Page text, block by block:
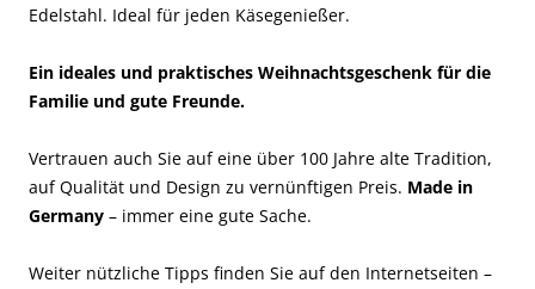
Edelstahl. Ideal für jeden Käsegenießer.
Ein ideales und praktisches Weihnachtsgeschenk für die
Familie und gute Freunde.
Vertrauen auch Sie auf eine über 100 Jahre alte Tradition,
auf Qualität und Design zu vernünftigen Preis. Made in
Germany – immer eine gute Sache.
Weiter nützliche Tipps finden Sie auf den Internetseiten –